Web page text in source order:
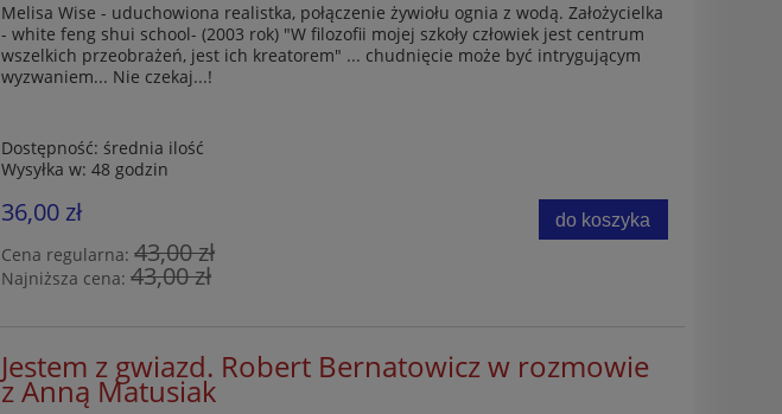
Melisa Wise - uduchowiona realistka, połączenie żywiołu ognia z wodą. Założycielka
- white feng shui school- (2003 rok) "W filozofii mojej szkoły człowiek jest centrum
wszelkich przeobrażeń, jest ich kreatorem" ... chudnięcie może być intrygującym
wyzwaniem... Nie czekaj...!
Dostępność: średnia ilość
Wysyłka w: 48 godzin
36,00 zł
Cena regularna:43,00 zł
Najniższa cena:43,00 zł
do koszyka
Jestem z gwiazd. Robert Bernatowicz w rozmowie
z Anną Matusiak